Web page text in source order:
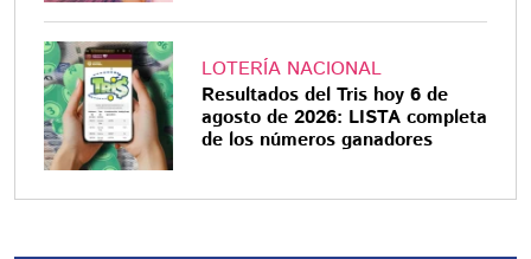
LOTERÍA NACIONAL
Resultados del Tris hoy 6 de
agosto de 2026: LISTA completa
de los números ganadores